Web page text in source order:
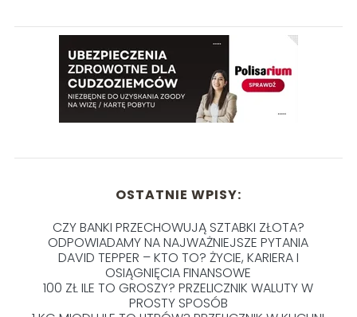
OSTATNIE WPISY:
CZY BANKI PRZECHOWUJĄ SZTABKI ZŁOTA?
ODPOWIADAMY NA NAJWAŻNIEJSZE PYTANIA
DAVID TEPPER – KTO TO? ŻYCIE, KARIERA I
OSIĄGNIĘCIA FINANSOWE
100 ZŁ ILE TO GROSZY? PRZELICZNIK WALUTY W
PROSTY SPOSÓB